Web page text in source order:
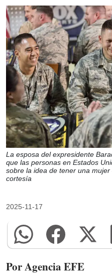
La esposa del expresidente
que las personas en Estados
sobre la idea de tener una
cortesía
2025-11-17
Por Agencia EFE